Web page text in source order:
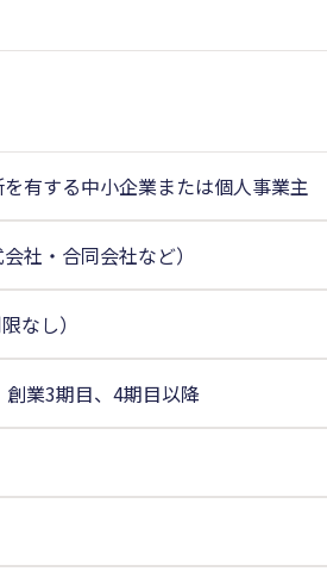
有する中小企業または個人事業主
社・合同会社など）
なし）
業3期目、4期目以降